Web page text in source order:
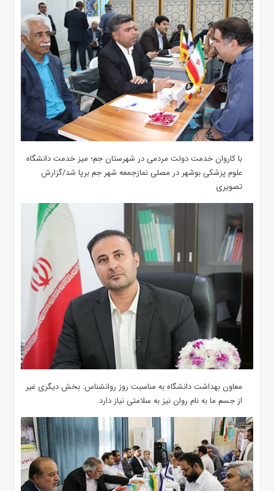
با کاروان خدمت دولت مردمی در شهرستان جم؛ میز خدمت دانشگاه
علوم پزشکی بوشهر در مصلی نمازجمعه شهر جم برپا شد/گزارش
تصویری
معاون بهداشت دانشگاه به مناسبت روز روانشناس: بخش دیگری غیر
از جسم ما به نام روان نیز به سلامتی نیاز دارد